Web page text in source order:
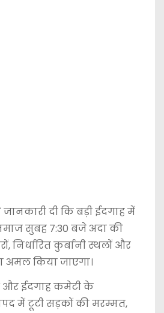
दी कि बड़ी ईदगाह में
सुबह 7:30 बजे अदा की
निर्धारित कुर्बानी स्थलों और
अमल किया जाएगा।
और ईदगाह कमेटी के
में टूटी सड़कों की मरम्मत,